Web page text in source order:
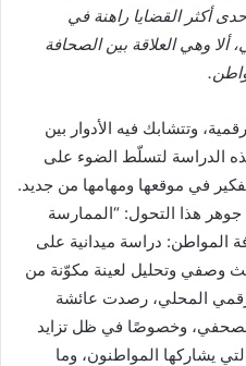
أكثر القضايا راهنة في
ألا وهي العلاقة بين الصحافة
وتتشابك فيه الأدوار بين
الدراسة لتسلّط الضوء على
في موقعها ومهامها من جديد.
جوهر هذا التحول: “الممارسة
المواطن: دراسة ميدانية على
وصفي وتحليل لعينة مكوّنة من
المحلي، رصدت عائشة
وخصوصًا في ظل تزايد
يشاركها المواطنون، وما